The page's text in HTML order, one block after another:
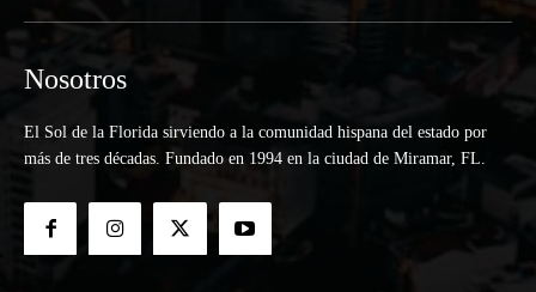
Nosotros
El Sol de la Florida sirviendo a la comunidad hispana del estado por
más de tres décadas. Fundado en 1994 en la ciudad de Miramar, FL.